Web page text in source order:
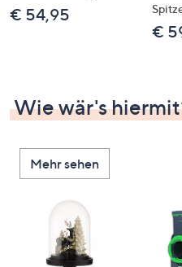
€ 54,95
€
Wie wär's
Mehr sehen